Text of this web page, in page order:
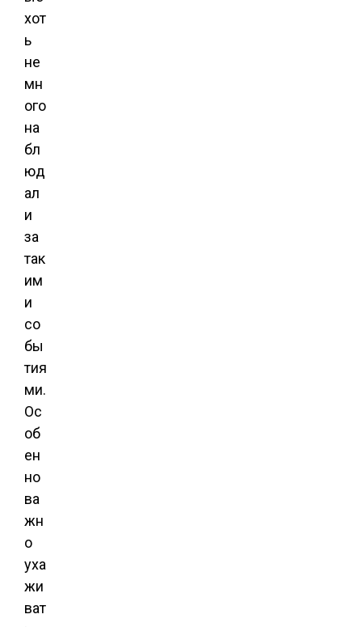
хот
ь
не
мн
ого
на
бл
юд
ал
и
за
так
им
и
со
бы
тия
ми.
Ос
об
ен
но
ва
жн
о
уха
жи
ват